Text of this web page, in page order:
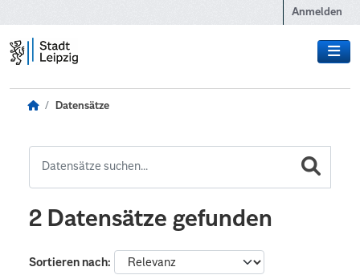
Anmelden
Datensätze
2 Datensätze gefunden
Sortieren nach